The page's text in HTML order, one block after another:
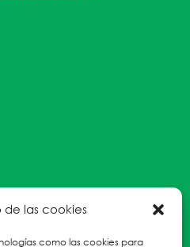
las cookies
como las cookies para